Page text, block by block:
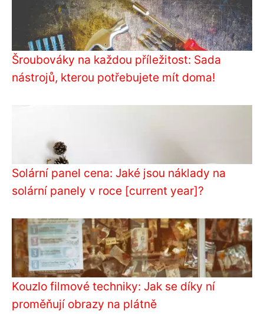
Šroubováky na každou příležitost: Sada
nástrojů, kterou potřebujete mít doma!
Solární panel cena: Jaké jsou náklady na
solární panely v roce [current year]?
Kouzlo filmové techniky: Jak se díky ní
proměňují obrazy na plátně